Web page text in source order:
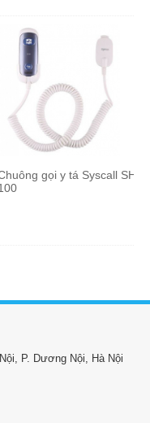
gọi y tá Syscall SHS-
P. Dương Nội, Hà Nội